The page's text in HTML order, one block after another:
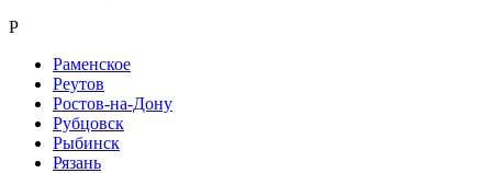
Р
Раменское
Реутов
Ростов-на-Дону
Рубцовск
Рыбинск
Рязань